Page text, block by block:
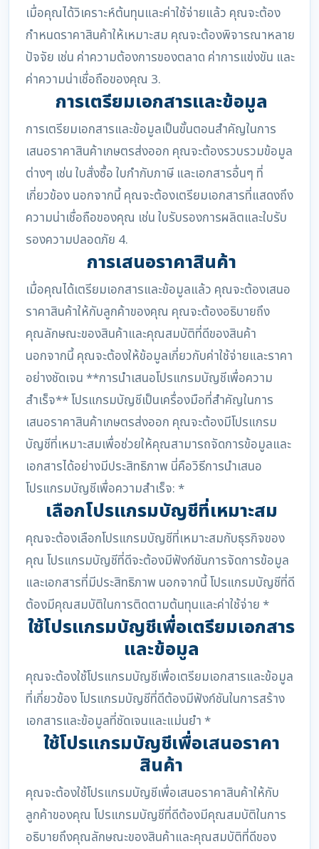
เมื่อคุณได้วิเคราะห์ต้นทุนและค่าใช้จ่ายแล้ว คุณจะต้อง
กำหนดราคาสินค้าให้เหมาะสม คุณจะต้องพิจารณาหลาย
ปัจจัย เช่น ค่าความต้องการของตลาด ค่าการแข่งขัน และ
ค่าความน่าเชื่อถือของคุณ 3.
การเตรียมเอกสารและข้อมูล
การเตรียมเอกสารและข้อมูลเป็นขั้นตอนสำคัญในการ
เสนอราคาสินค้าเกษตรส่งออก คุณจะต้องรวบรวมข้อมูล
ต่างๆ เช่น ใบสั่งซื้อ ใบกำกับภาษี และเอกสารอื่นๆ ที่
เกี่ยวข้อง นอกจากนี้ คุณจะต้องเตรียมเอกสารที่แสดงถึง
ความน่าเชื่อถือของคุณ เช่น ใบรับรองการผลิตและใบรับ
รองความปลอดภัย 4.
การเสนอราคาสินค้า
เมื่อคุณได้เตรียมเอกสารและข้อมูลแล้ว คุณจะต้องเสนอ
ราคาสินค้าให้กับลูกค้าของคุณ คุณจะต้องอธิบายถึง
คุณลักษณะของสินค้าและคุณสมบัติที่ดีของสินค้า
นอกจากนี้ คุณจะต้องให้ข้อมูลเกี่ยวกับค่าใช้จ่ายและราคา
อย่างชัดเจน **การนำเสนอโปรแกรมบัญชีเพื่อความ
สำเร็จ** โปรแกรมบัญชีเป็นเครื่องมือที่สำคัญในการ
เสนอราคาสินค้าเกษตรส่งออก คุณจะต้องมีโปรแกรม
บัญชีที่เหมาะสมเพื่อช่วยให้คุณสามารถจัดการข้อมูลและ
เอกสารได้อย่างมีประสิทธิภาพ นี่คือวิธีการนำเสนอ
โปรแกรมบัญชีเพื่อความสำเร็จ: *
เลือกโปรแกรมบัญชีที่เหมาะสม
คุณจะต้องเลือกโปรแกรมบัญชีที่เหมาะสมกับธุรกิจของ
คุณ โปรแกรมบัญชีที่ดีจะต้องมีฟังก์ชันการจัดการข้อมูล
และเอกสารที่มีประสิทธิภาพ นอกจากนี้ โปรแกรมบัญชีที่ดี
ต้องมีคุณสมบัติในการติดตามต้นทุนและค่าใช้จ่าย *
ใช้โปรแกรมบัญชีเพื่อเตรียมเอกสาร
และข้อมูล
คุณจะต้องใช้โปรแกรมบัญชีเพื่อเตรียมเอกสารและข้อมูล
ที่เกี่ยวข้อง โปรแกรมบัญชีที่ดีต้องมีฟังก์ชันในการสร้าง
เอกสารและข้อมูลที่ชัดเจนและแม่นยำ *
ใช้โปรแกรมบัญชีเพื่อเสนอราคา
สินค้า
คุณจะต้องใช้โปรแกรมบัญชีเพื่อเสนอราคาสินค้าให้กับ
ลูกค้าของคุณ โปรแกรมบัญชีที่ดีต้องมีคุณสมบัติในการ
อธิบายถึงคุณลักษณะของสินค้าและคุณสมบัติที่ดีของ